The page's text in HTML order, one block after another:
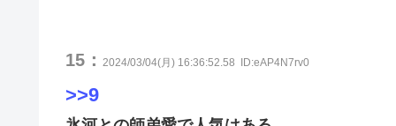
15： 2024/03/04(月) 16:36:52.58 ID:eAP4N7rv0
>>9